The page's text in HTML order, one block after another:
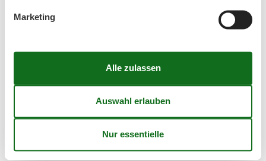
Friedrichskoog / Ort
Friedrichskoog Spitze
Marketing